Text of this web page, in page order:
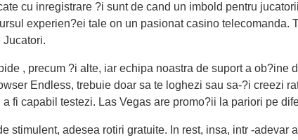
cu inregistrare ?i sunt de cand un imbold pentru
experien?ei tale on un pasionat casino telecomanda.
Jucatori.
, precum ?i alte, iar echipa noastra de suport a
Endless, trebuie doar sa te loghezi sau sa-?i creezi
fi capabil testezi. Las Vegas are promo?ii la pariori pe
stimulent, adesea rotiri gratuite. In rest, insa, intr -